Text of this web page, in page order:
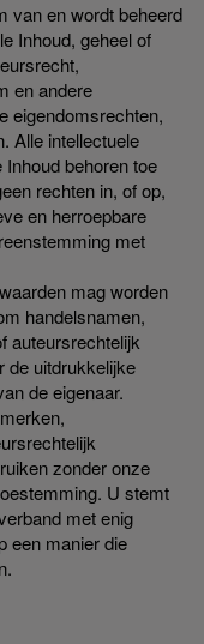
van en wordt beheerd
Inhoud, geheel of
en andere
eigendomsrechten,
Alle intellectuele
behoren toe
rechten in, of op,
en herroepbare
met
mag worden
handelsnamen,
auteursrechtelijk
de uitdrukkelijke
de eigenaar.
zonder onze
U stemt
met enig
een manier die